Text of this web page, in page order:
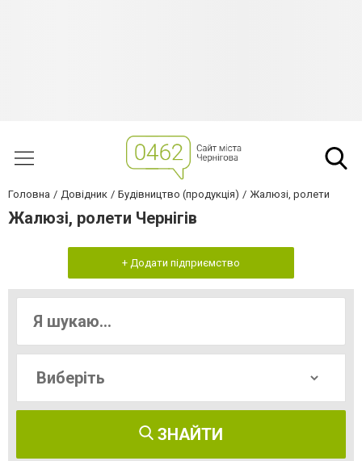
Головна Довідник Будівництво (продукція) Жалюзі, ролети
Жалюзі, ролети Чернігів
+ Додати підприємство
ЗНАЙТИ